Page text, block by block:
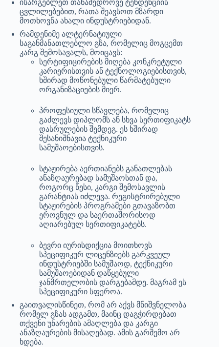
ისარგებლეთ თანამედროვე ტენდენციის
ცვლილებებით, რათა შეავსოთ მზარდი
მოთხოვნა ახალი ინდუსტრიებიდან.
რამდენიმე ალტერნატიული
საგანმანათლებლო გზა, რომელიც მოგცემთ
კარგ შემოსავალს, მოიცავს:
სერტიფიცირების მიღება კონკრეტული
კარიერისთვის ან ტექნოლოგიებისთვის,
ხშირად მოწონებული წარმატებული
ორგანიზაციების მიერ.
პროფესიული სწავლება, რომელიც
გაძლევს დიპლომს ან სხვა სერთიფიკატს
დასრულების შემდეგ. ეს ხშირად
შესანიშნავია ტექნიკური
სამუშაოებისთვის.
სტაჟირება აერთიანებს განათლებას
ანაზღაურებად სამუშაოსთან და,
როგორც წესი, კარგი შემოსავლის
გარანტიას იძლევა. რეგისტრირებული
სტაჟირების პროგრამები გთავაზობთ
ეროვნულ და საერთაშორისოდ
აღიარებულ სერთიფიკატებს.
ბევრი იურისდიქცია მოითხოვს
სპეციფიკურ ლიცენზიებს გარკვეულ
ინდუსტრიებში სამუშაოდ, ტექნიკური
სამუშაოებიდან დაწყებული
ჯანმრთელობის დარგებამდე. მაგრამ ეს
სპეციფიკური სფეროა.
გაითვალისწინეთ, რომ არ აქვს მნიშვნელობა
რომელ გზას ადგამთ, მაინც დაგჭირდებათ
თქვენი უნარების ამაღლება და კარგი
ანაზღაურების მისაღებად. ამის გარშემო არ
ხდება.